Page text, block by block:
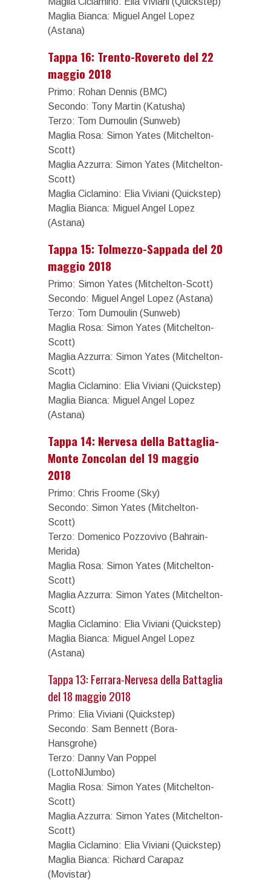
Maglia Bianca: Miguel Angel Lopez
(Astana)
Tappa 16: Trento-Rovereto del 22
maggio 2018
Primo: Rohan Dennis (BMC)
Secondo: Tony Martin (Katusha)
Terzo: Tom Dumoulin (Sunweb)
Maglia Rosa: Simon Yates (Mitchelton-
Scott)
Maglia Azzurra: Simon Yates (Mitchelton-
Scott)
Maglia Ciclamino: Elia Viviani (Quickstep)
Maglia Bianca: Miguel Angel Lopez
(Astana)
Tappa 15: Tolmezzo-Sappada del 20
maggio 2018
Primo: Simon Yates (Mitchelton-Scott)
Secondo: Miguel Angel Lopez (Astana)
Terzo: Tom Dumoulin (Sunweb)
Maglia Rosa: Simon Yates (Mitchelton-
Scott)
Maglia Azzurra: Simon Yates (Mitchelton-
Scott)
Maglia Ciclamino: Elia Viviani (Quickstep)
Maglia Bianca: Miguel Angel Lopez
(Astana)
Tappa 14: Nervesa della Battaglia-
Monte Zoncolan del 19 maggio
2018
Primo: Chris Froome (Sky)
Secondo: Simon Yates (Mitchelton-
Scott)
Terzo: Domenico Pozzovivo (Bahrain-
Merida)
Maglia Rosa: Simon Yates (Mitchelton-
Scott)
Maglia Azzurra: Simon Yates (Mitchelton-
Scott)
Maglia Ciclamino: Elia Viviani (Quickstep)
Maglia Bianca: Miguel Angel Lopez
(Astana)
Tappa 13: Ferrara-Nervesa della Battaglia
del 18 maggio 2018
Primo: Elia Viviani (Quickstep)
Secondo: Sam Bennett (Bora-
Hansgrohe)
Terzo: Danny Van Poppel
(LottoNlJumbo)
Maglia Rosa: Simon Yates (Mitchelton-
Scott)
Maglia Azzurra: Simon Yates (Mitchelton-
Scott)
Maglia Ciclamino: Elia Viviani (Quickstep)
Maglia Bianca: Richard Carapaz
(Movistar)